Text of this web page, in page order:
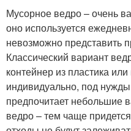
Мусорное ведро – очень
оно используется
невозможно представить
Классический вариант
контейнер из пластика
индивидуально, под
предпочитает небольшие
ведро – тем чаще